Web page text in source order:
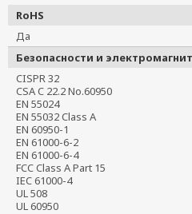
RoHS
Да
Безопасности и
CISPR 32
CSA C 22.2 No.60950
EN 55024
EN 55032 Class A
EN 60950-1
EN 61000-6-2
EN 61000-6-4
FCC Class A Part 15
IEC 61000-4
UL 508
UL 60950